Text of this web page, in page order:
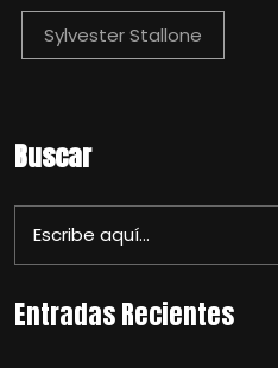
Sylvester Stallone
Buscar
Entradas Recientes